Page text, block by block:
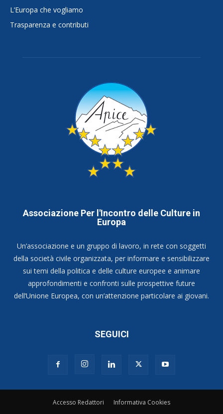
L’Europa che vogliamo
Trasparenza e contributi
Associazione Per l'Incontro delle Culture in
Europa
Un’associazione e un gruppo di lavoro, in rete con soggetti
della società civile organizzata, per informare e sensibilizzare
sui temi della politica e delle culture europee e animare
approfondimenti e confronti sulle prospettive future
dell’Unione Europea, con un’attenzione particolare ai giovani.
SEGUICI
Accesso Redattori Informativa Cookies